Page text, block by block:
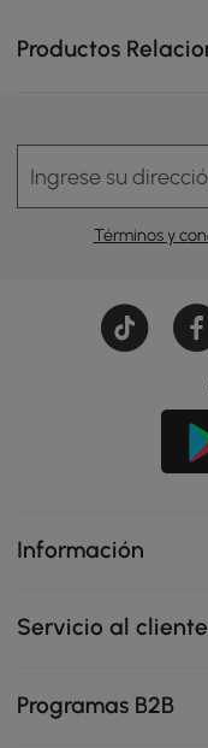
Higiene moderna
Diseño depurado e
clave y 4
Productos
Ingrese su
Términos y
Información
Servicio al cliente
Programas B2B